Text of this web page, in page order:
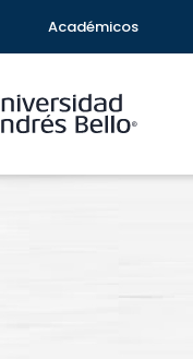
Académicos